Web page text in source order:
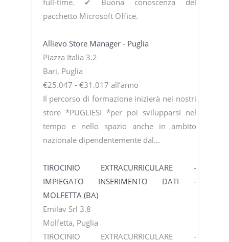
pacchetto Microsoft Office.
Allievo Store Manager - Puglia
Piazza Italia 3.2
Bari, Puglia
€25.047 - €31.017 all’anno
Il percorso di formazione inizierà nei nostri
store *PUGLIESI *per poi svilupparsi nel
tempo e nello spazio anche in ambito
nazionale dipendentemente dal…
TIROCINIO EXTRACURRICULARE -
IMPIEGATO INSERIMENTO DATI -
MOLFETTA (BA)
Emilav Srl 3.8
Molfetta, Puglia
TIROCINIO EXTRACURRICULARE -